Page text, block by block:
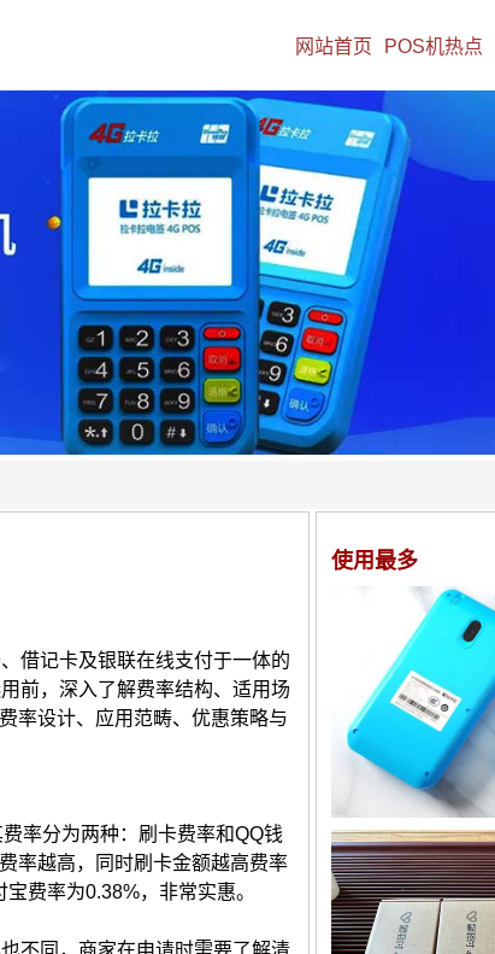
网站首页 POS机热点
借记卡及银联在线支付于一体的
前，深入了解费率结构、适用场
率设计、应用范畴、优惠策略与
率分为两种：刷卡费率和QQ钱
率越高，同时刷卡金额越高费率
费率为0.38%，非常实惠。
使用最多